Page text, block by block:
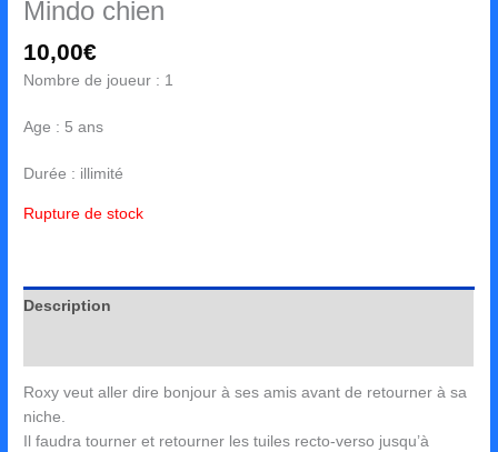
Mindo chien
10,00€
Nombre de joueur : 1
Age : 5 ans
Durée : illimité
Rupture de stock
Description
Roxy veut aller dire bonjour à ses amis avant de retourner à sa
niche.
Il faudra tourner et retourner les tuiles recto-verso jusqu’à